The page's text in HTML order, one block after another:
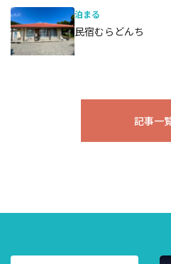
泊まる
民宿むらどんち
記事一